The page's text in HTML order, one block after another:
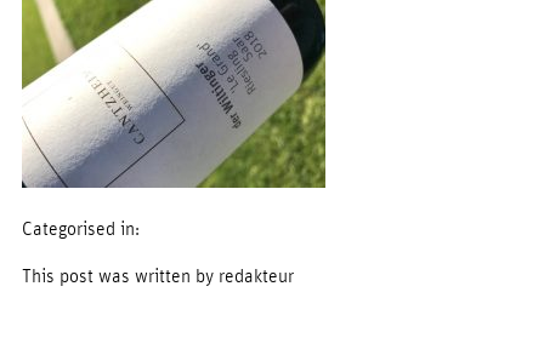
Categorised in:
This post was written by redakteur